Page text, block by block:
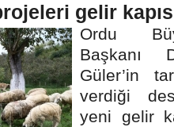
gelir
Ordu
Başkanı
Güler’in
verdiği
yeni gelir